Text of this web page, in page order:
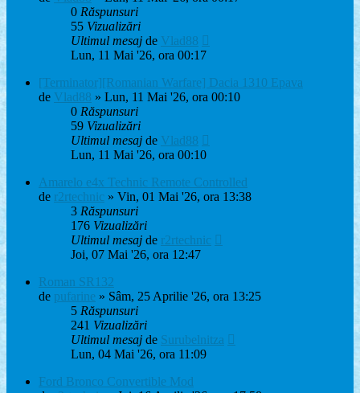
0 Răspunsuri
55 Vizualizări
Ultimul mesaj de Vlad88
Lun, 11 Mai '26, ora 00:17
[Terminator][Romanian Warfare] Dacia 1310 Epava
de Vlad88 » Lun, 11 Mai '26, ora 00:10
0 Răspunsuri
59 Vizualizări
Ultimul mesaj de Vlad88
Lun, 11 Mai '26, ora 00:10
Amarelo e4x Technic Remote Controlled
de r2rtechnic » Vin, 01 Mai '26, ora 13:38
3 Răspunsuri
176 Vizualizări
Ultimul mesaj de r2rtechnic
Joi, 07 Mai '26, ora 12:47
Roman SR132
de pufarine » Sâm, 25 Aprilie '26, ora 13:25
5 Răspunsuri
241 Vizualizări
Ultimul mesaj de Surubelnitza
Lun, 04 Mai '26, ora 11:09
Ford Bronco Convertible Mod